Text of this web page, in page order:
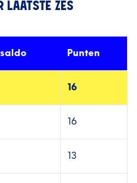
LAATSTE ZES
Punten
16
16
13